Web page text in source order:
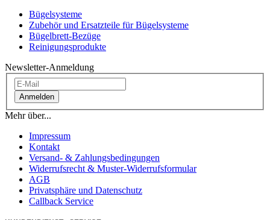
Bügelsysteme
Zubehör und Ersatzteile für Bügelsysteme
Bügelbrett-Bezüge
Reinigungsprodukte
Newsletter-Anmeldung
Anmelden
Mehr über...
Impressum
Kontakt
Versand- & Zahlungsbedingungen
Widerrufsrecht & Muster-Widerrufsformular
AGB
Privatsphäre und Datenschutz
Callback Service